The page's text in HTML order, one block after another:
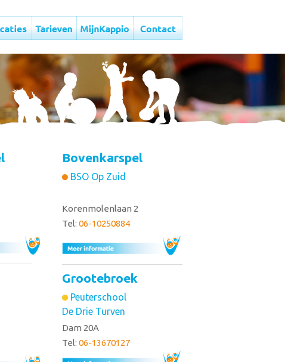
Bovenkarspel
BSO Op Zuid
Korenmolenlaan 2
Tel: 06-10250884
Grootebroek
Peuterschool
De Drie Turven
Dam 20A
Tel: 06-13670127